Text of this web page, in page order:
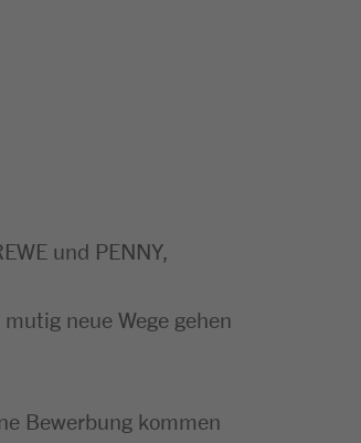
und PENNY,
neue Wege gehen
Bewerbung kommen